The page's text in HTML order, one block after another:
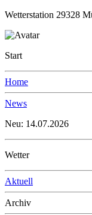
Wetterstation 29328
Start
Home
News
Neu: 14.07.2026
Wetter
Aktuell
Archiv